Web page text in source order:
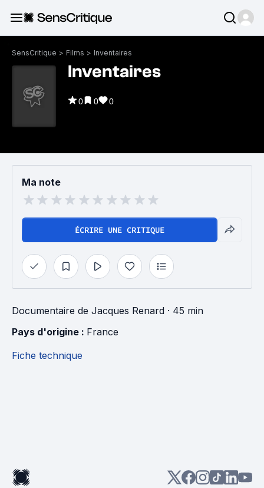
SensCritique > Films > Inventaires
Inventaires
0 0 0
Ma note
ÉCRIRE UNE CRITIQUE
Documentaire de Jacques Renard · 45 min
Pays d'origine : France
Fiche technique